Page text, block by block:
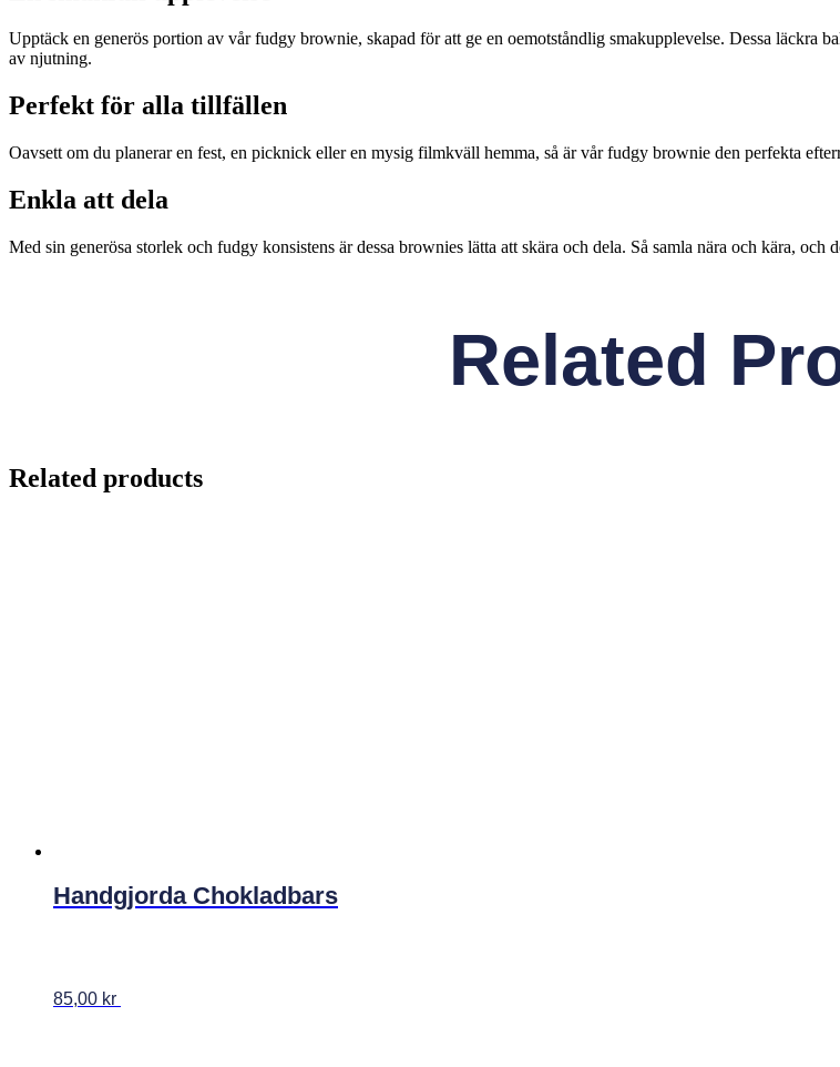
Upptäck en generös portion av vår fudgy brownie, skapad för att ge en oemotståndlig smakupplevelse. Dessa läckra
av njutning.
Perfekt för alla tillfällen
Oavsett om du planerar en fest, en picknick eller en mysig filmkväll hemma, så är vår fudgy brownie den perfekta
Enkla att dela
Med sin generösa storlek och fudgy konsistens är dessa brownies lätta att skära och dela. Så samla nära och kära,
Related
Related products
Handgjorda Chokladbars
85,00 kr